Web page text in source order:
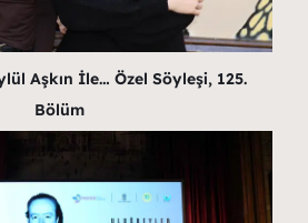
Aşkın İle… Özel Söyleşi, 125.
Bölüm